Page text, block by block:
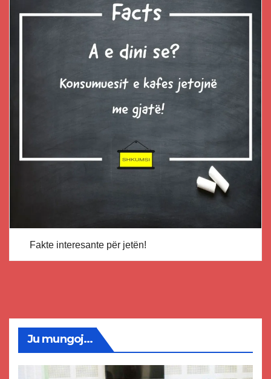
Fakte interesante për jetën!
Ju mungoj...